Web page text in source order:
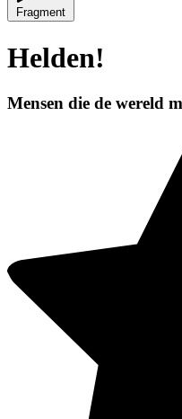
Fragment
Helden!
Mensen die de wereld